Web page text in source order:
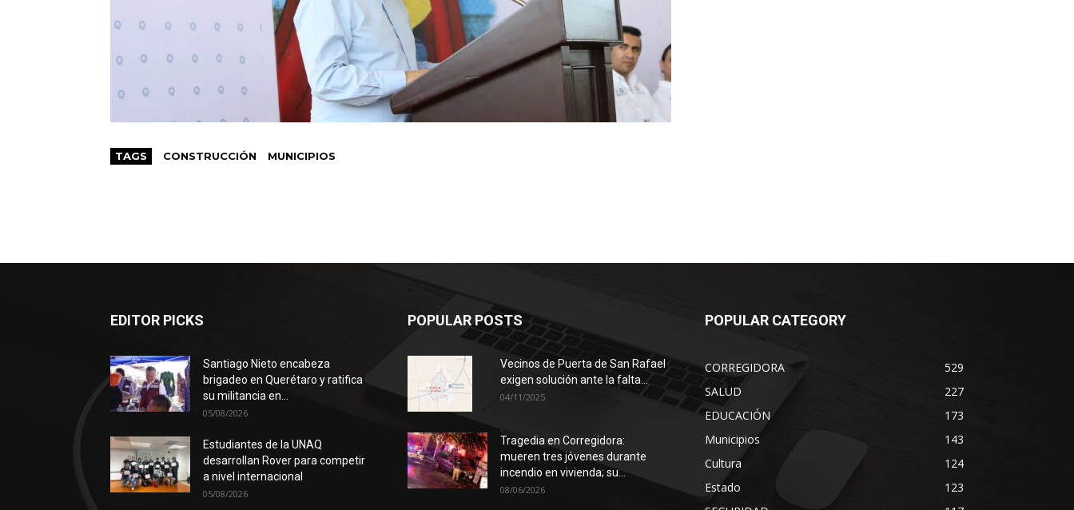
TAGS CONSTRUCCIÓN MUNICIPIOS
EDITOR PICKS
Santiago Nieto encabeza
brigadeo en Querétaro y ratifica
su militancia en...
05/08/2026
Estudiantes de la UNAQ
desarrollan Rover para competir
a nivel internacional
05/08/2026
POPULAR POSTS
Vecinos de Puerta de San Rafael
exigen solución ante la falta...
04/11/2025
Tragedia en Corregidora:
mueren tres jóvenes durante
incendio en vivienda; su...
08/06/2026
POPULAR CATEGORY
CORREGIDORA
529
SALUD
227
EDUCACIÓN
173
Municipios
143
Cultura
124
Estado
123